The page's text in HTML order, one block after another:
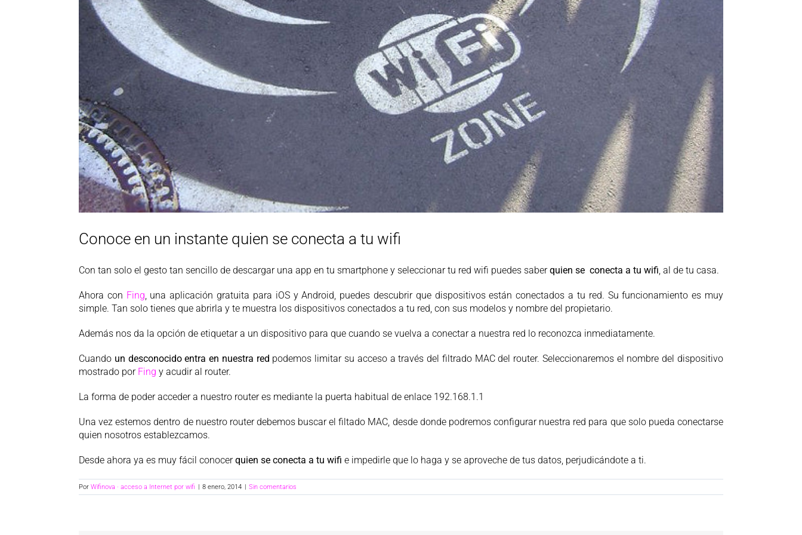
Conoce en un instante quien se conecta a tu wifi
Con tan solo el gesto tan sencillo de descargar una app en tu smartphone y seleccionar tu red wifi puedes saberquien se conecta a tu wifi , al de tu casa.
Ahora con Fing , una aplicación gratuita para iOS y Android, puedes descubrir que dispositivos están conectados a tu red. Su funcionamiento es muy
simple. Tan solo tienes que abrirla y te muestra los dispositivos conectados a tu red, con sus modelos y nombre del propietario.
Además nos da la opción de etiquetar a un dispositivo para que cuando se vuelva a conectar a nuestra red lo reconozca inmediatamente.
Cuando un desconocido entra en nuestra red podemos limitar su acceso a través del filtrado MAC del router. Seleccionaremos el nombre del dispositivo
mostrado por Fing y acudir al router.
La forma de poder acceder a nuestro router es mediante la puerta habitual de enlace 192.168.1.1
Una vez estemos dentro de nuestro router debemos buscar el filtado MAC, desde donde podremos configurar nuestra red para que solo pueda conectarse
quien nosotros establezcamos.
Desde ahora ya es muy fácil conocerquien se conecta a tu wifi e impedirle que lo haga y se aproveche de tus datos, perjudicándote a ti.
Por Wifinova · acceso a Internet por wifi | 8 enero, 2014 | Sin comentarios